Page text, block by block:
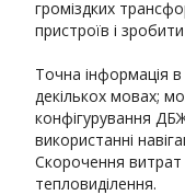
громіздких
пристроїв і
Точна інформація
декількох мовах;
конфігурування
використанні
Скорочення витрат
тепловиділення.